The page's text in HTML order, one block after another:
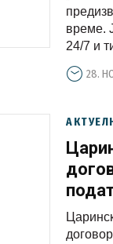
време.
24/7 и
28.